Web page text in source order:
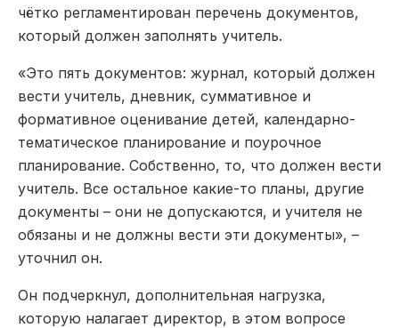
чётко регламентирован перечень документов,
который должен заполнять учитель.
«Это пять документов: журнал, который должен
вести учитель, дневник, суммативное и
формативное оценивание детей, календарно-
тематическое планирование и поурочное
планирование. Собственно, то, что должен вести
учитель. Все остальное какие-то планы, другие
документы – они не допускаются, и учителя не
обязаны и не должны вести эти документы», –
уточнил он.
Он подчеркнул, дополнительная нагрузка,
которую налагает директор, в этом вопросе